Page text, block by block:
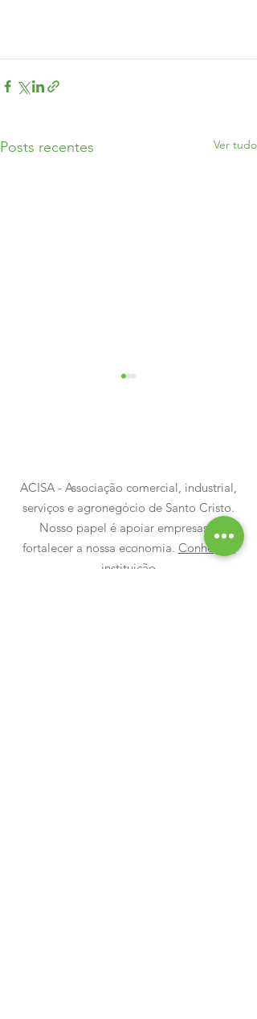
Posts recentes Ver tudo
Mais uma noite para
guardar na memória
ACISA - Associação comercial, industrial,
serviços e agronegócio de Santo Cristo.
Nosso papel é apoiar empresas e
fortalecer a nossa economia. Conheça a
instituição